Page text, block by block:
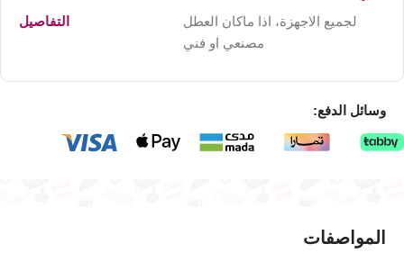
لجميع الاجهزة، اذا ماكان العطل
مصنعي او فني
التفاصيل
وسائل الدفع:
المواصفات